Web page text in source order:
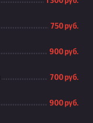
750 руб.
900 руб.
700 руб.
900 руб.